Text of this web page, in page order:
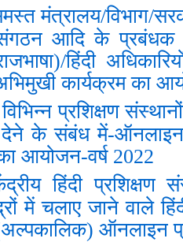
मंत्रालय/विभाग/
संगठन आदि के प्रबंधक
हिंदी
कार्यक्रम का
प्रशिक्षण संस्‍थानों
देने के संबंध में-ऑनलाइन
आयोजन-वर्ष 2022
हिंदी प्रशिक्षण
में चलाए जाने वाले
ऑनलाइन